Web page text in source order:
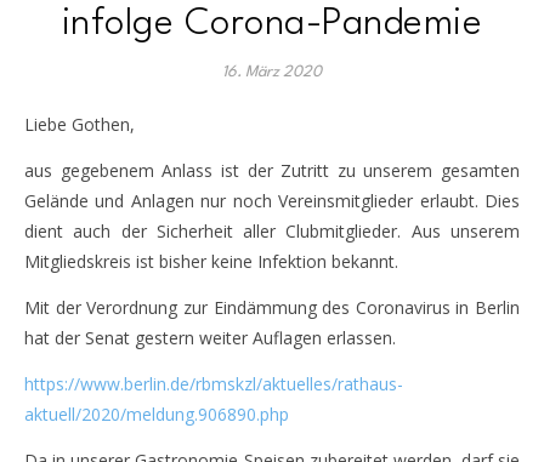
infolge Corona-Pandemie
16. März 2020
Liebe Gothen,
aus gegebenem Anlass ist der Zutritt zu unserem gesamten
Gelände und Anlagen nur noch Vereinsmitglieder erlaubt. Dies
dient auch der Sicherheit aller Clubmitglieder. Aus unserem
Mitgliedskreis ist bisher keine Infektion bekannt.
Mit der Verordnung zur Eindämmung des Coronavirus in Berlin
hat der Senat gestern weiter Auflagen erlassen.
https://www.berlin.de/rbmskzl/aktuelles/rathaus-
aktuell/2020/meldung.906890.php